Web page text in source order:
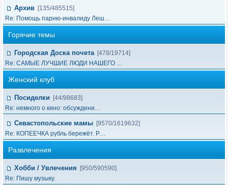
Архив [135/485515]
Re: Помощь парню-инвалиду Леш…
Горячие темы
Городская Доска почета [478/19714]
Re: САМЫЕ ЛУЧШИЕ ЛЮДИ НАШЕГО …
Женский клуб
Посиделки
[44/98683]
Re: немного о кино: обсуждени…
Севастопольские мамы [9570/1619632]
Re: КОПЕЕЧКА рубль бережёт. Р…
Развлечения
Хобби / Увлечения
[950/590590]
Re: Пишу музыку.